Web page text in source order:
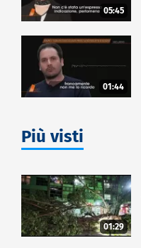
05:45
01:44
Più visti
01:29